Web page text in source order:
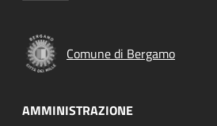
Comune di Bergamo
AMMINISTRAZIONE